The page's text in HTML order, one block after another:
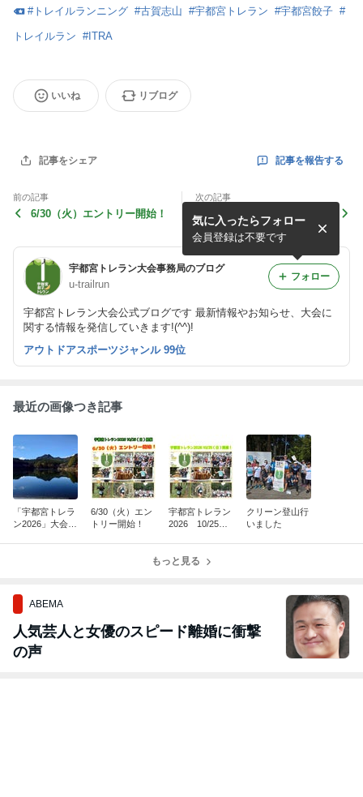
#トレイルランニング #古賀志山 #宇都宮トレラン #宇都宮餃子 #
トレイルラン #ITRA
いいね リブログ
記事をシェア 記事を報告する
前の記事
6/30（火）エントリー開始！
次の記事
宇都宮トレラン2026ボラン
ティア募集について
宇都宮トレラン大会事務局のブログ
u-trailrun
宇都宮トレラン大会公式ブログです 最新情報やお知らせ、大会に
関する情報を発信していきます!(^^)!
気に入ったらフォロー
会員登録は不要です
フォロー
アウトドアスポーツジャンル 99位
最近の画像つき記事
「宇都宮トレラ
ン2026」大会コ
6/30（火）エン
トリー開始！
宇都宮トレラン
2026 10/25
クリーン登山行
いました
もっと見る
ABEMA
人気芸人と女優のスピード離婚に衝撃
の声